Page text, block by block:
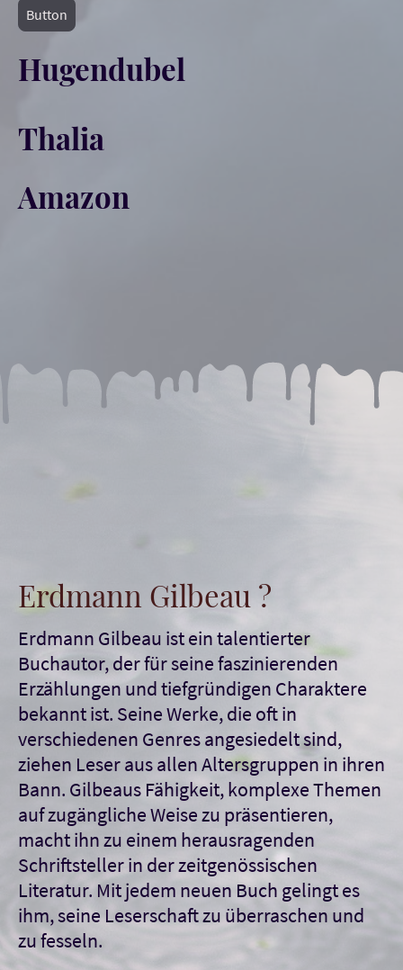
Button
Hugendubel
Thalia
Amazon
Erdmann Gilbeau ?
Erdmann Gilbeau ist ein talentierter
Buchautor, der für seine faszinierenden
Erzählungen und tiefgründigen Charaktere
bekannt ist. Seine Werke, die oft in
verschiedenen Genres angesiedelt sind,
ziehen Leser aus allen Altersgruppen in ihren
Bann. Gilbeaus Fähigkeit, komplexe Themen
auf zugängliche Weise zu präsentieren,
macht ihn zu einem herausragenden
Schriftsteller in der zeitgenössischen
Literatur. Mit jedem neuen Buch gelingt es
ihm, seine Leserschaft zu überraschen und
zu fesseln.